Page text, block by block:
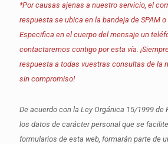
*Por causas ajenas a nuestro servicio, el
respuesta se ubica en la bandeja de SPAM
Especifica en el cuerpo del mensaje un
contactaremos contigo por esta vía.
respuesta a todas vuestras consultas de la
sin compromiso!
De acuerdo con la Ley Orgánica 15/1999 de
los datos de carácter personal que se
formularios de esta web, formarán parte de